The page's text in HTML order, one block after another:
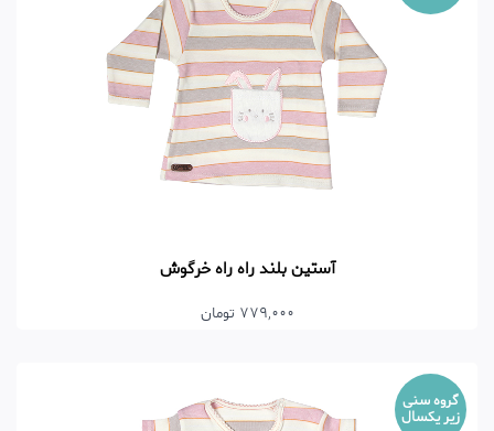
آستین بلند راه راه خرگوش
779,000 تومان
گروه سنی
زیر یکسال